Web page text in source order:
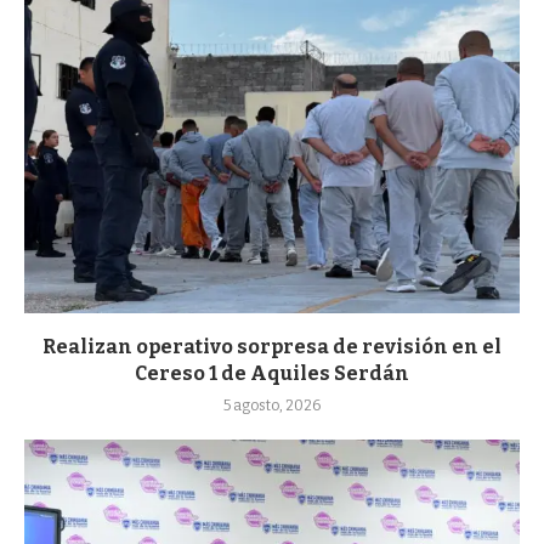
Realizan operativo sorpresa de revisión en el
Cereso 1 de Aquiles Serdán
5 agosto, 2026